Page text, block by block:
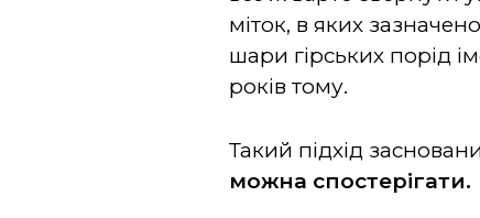
міток, в яких
шари гірських порід
років тому.
Такий підхід
можна спостерігати.